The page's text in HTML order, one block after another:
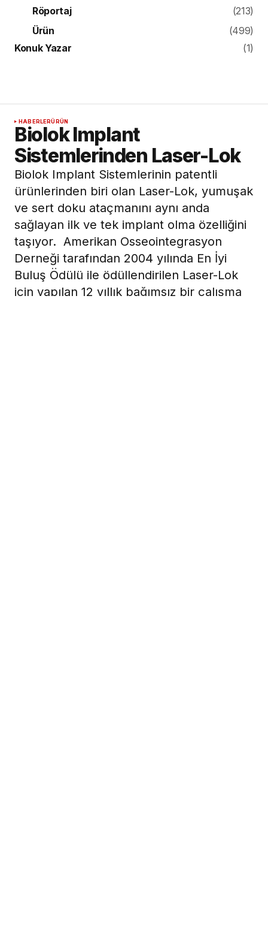
Röportaj
(213)
Ürün
(499)
Konuk Yazar
(1)
HABERLERÜRÜN
Biolok Implant
Sistemlerinden Laser-Lok
Biolok Implant Sistemlerinin patentli
ürünlerinden biri olan Laser-Lok, yumuşak
ve sert doku ataçmanını aynı anda
sağlayan ilk ve tek implant olma özelliğini
taşıyor. Amerikan Osseointegrasyon
Derneği tarafından 2004 yılında En İyi
Buluş Ödülü ile ödüllendirilen Laser-Lok
için yapılan 12 yıllık bağımsız bir çalışma